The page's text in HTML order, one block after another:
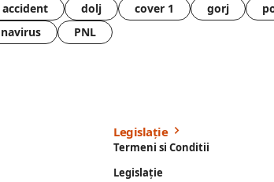
accident dolj cover 1 gorj
PNL
Legislație
Termeni si Conditii
Legislație